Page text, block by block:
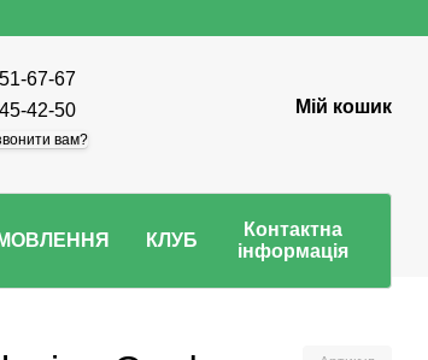
67-67
42-50
вам?
Мій кошик
КЛУБ
Контактна
інформація